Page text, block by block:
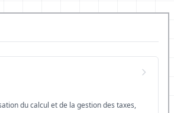
du calcul et de la gestion des taxes,